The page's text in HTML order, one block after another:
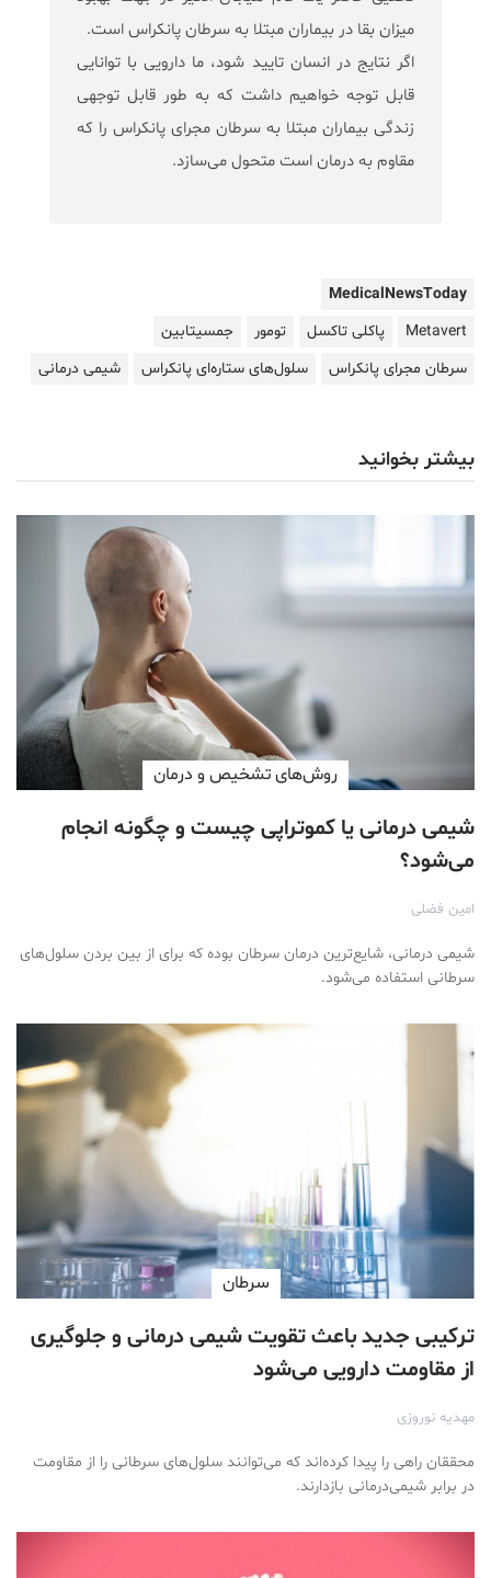
میزان بقا در بیماران مبتلا به سرطان پانکراس است.
اگر نتایج در انسان تایید شود، ما دارویی با توانایی
قابل توجه خواهیم داشت که به طور قابل توجهی
زندگی بیماران مبتلا به سرطان مجرای پانکراس را که
مقاوم به درمان است متحول می‌سازد.
MedicalNewsToday
Metavert
پاکلی تاکسل تومور
جمسیتابین
سرطان مجرای پانکراس
سلول‌های ستاره‌ای پانکراس شیمی درمانی
بیشتر بخوانید
روش‌های تشخیص و درمان
شیمی درمانی یا کموتراپی چیست و چگونه انجام
می‌شود؟
امین فضلی
شیمی درمانی، شایع‌ترین درمان سرطان بوده که برای از بین بردن سلول‌های
سرطانی استفاده می‌شود.
سرطان
ترکیبی جدید باعث تقویت شیمی‌ درمانی و جلوگیری
از مقاومت دارویی می‌شود
مهدیه نوروزی
محققان راهی را پیدا کرده‌اند که می‌توانند سلول‌های سرطانی را از مقاومت
در برابر شیمی‌درمانی بازدارند.